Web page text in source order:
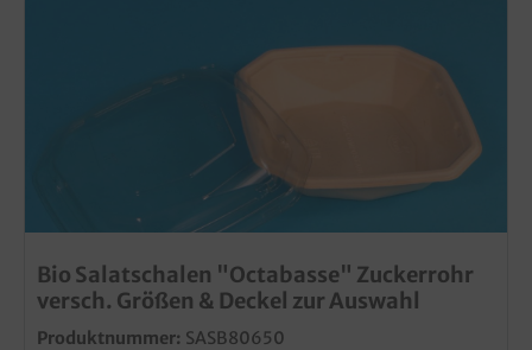
Bio Salatschalen "Octabasse" Zuckerrohr
versch. Größen & Deckel zur Auswahl
Produktnummer: SASB80650